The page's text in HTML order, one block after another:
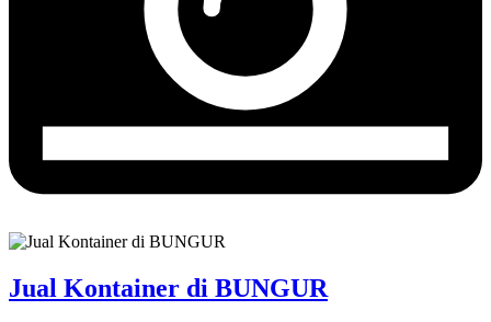
Jual Kontainer di BUNGUR